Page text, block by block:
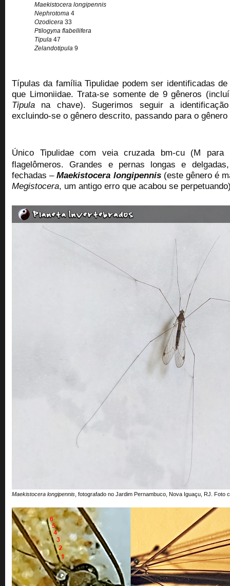
Maekistocera longipennis
Nephrotoma 4
Ozodicera 33
Ptilogyna flabellifera
Tipula 47
Zelandotipula 9
Típulas da família Tipulidae podem ser identificadas
que Limoniidae. Trata-se somente de 9 gêneros
Tipula na chave). Sugerimos seguir a
excluindo-se o gênero descrito, passando para o gênero
Único Tipulidae com veia cruzada bm-cu (M para
flagelômeros. Grandes e pernas longas e
fechadas –Maekistocera longipennis (este gênero é
Megistocera, um antigo erro que acabou se
Maekistocera longipennis , fotografado no Jardim Pernambuco, Nova Iguaçu, RJ. Foto